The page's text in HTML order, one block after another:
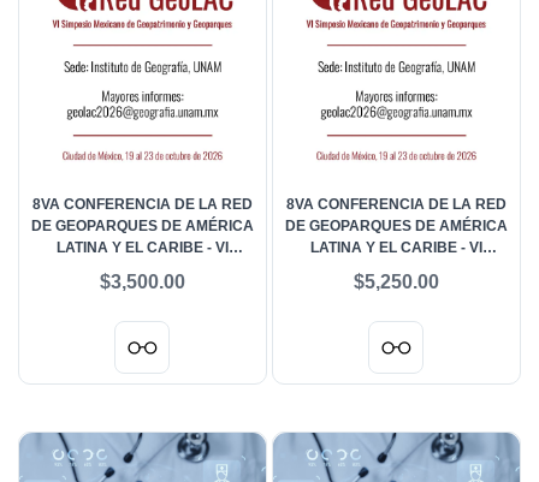
8VA CONFERENCIA DE LA RED
DE GEOPARQUES DE AMÉRICA
LATINA Y EL CARIBE - VI
GEOPATRIMONIO Y
$3,500.00
8VA CONFERENCIA DE LA RED
DE GEOPARQUES DE AMÉRICA
LATINA Y EL CARIBE - VI
GEOPATRIMONIO Y
$5,250.00